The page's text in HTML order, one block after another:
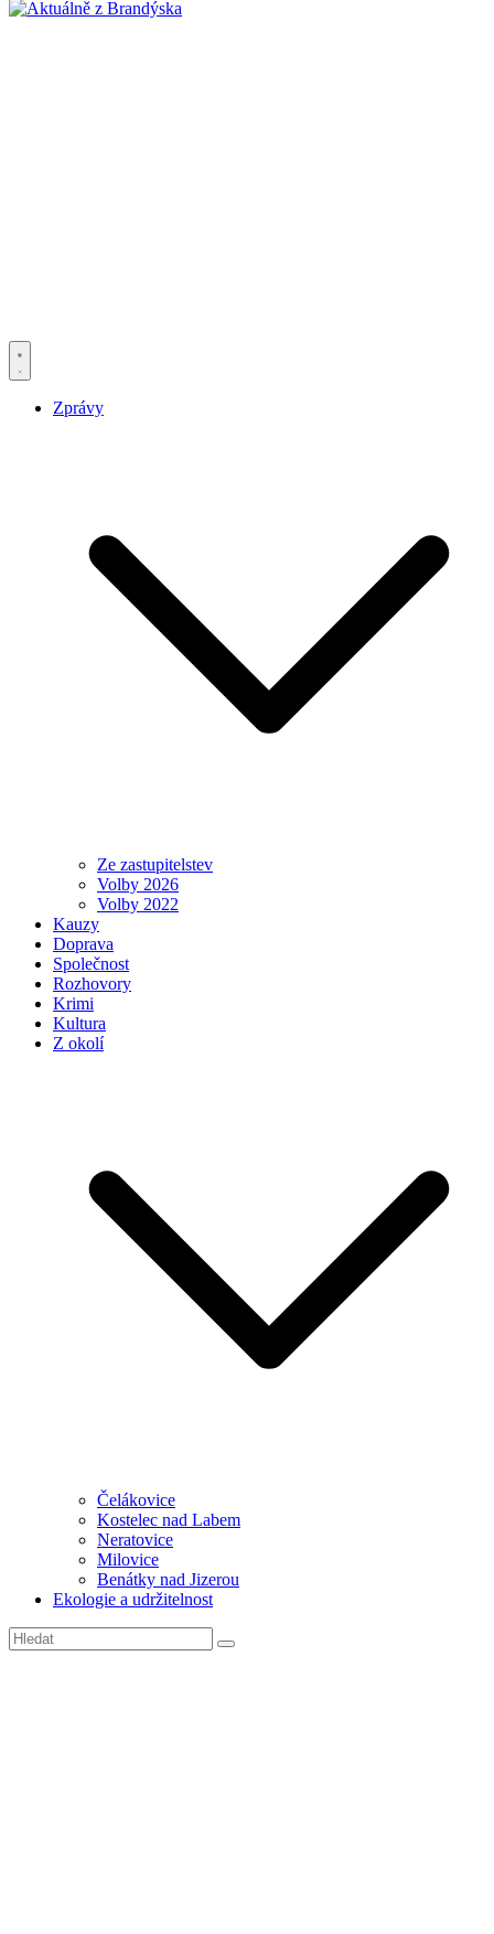
Zprávy
Ze zastupitelstev
Volby 2026
Volby 2022
Kauzy
Doprava
Společnost
Rozhovory
Krimi
Kultura
Z okolí
Čelákovice
Kostelec nad Labem
Neratovice
Milovice
Benátky nad Jizerou
Ekologie a udržitelnost